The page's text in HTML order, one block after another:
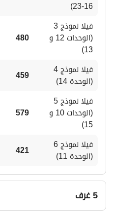
• مصمم لأسلوب حياة العائلة
• يقع ضمن محور النمو الشمالي
16-23)
13)
480
(الوحدة 14) 459
15)
579
(الوحدة 11) 421
5 غرف